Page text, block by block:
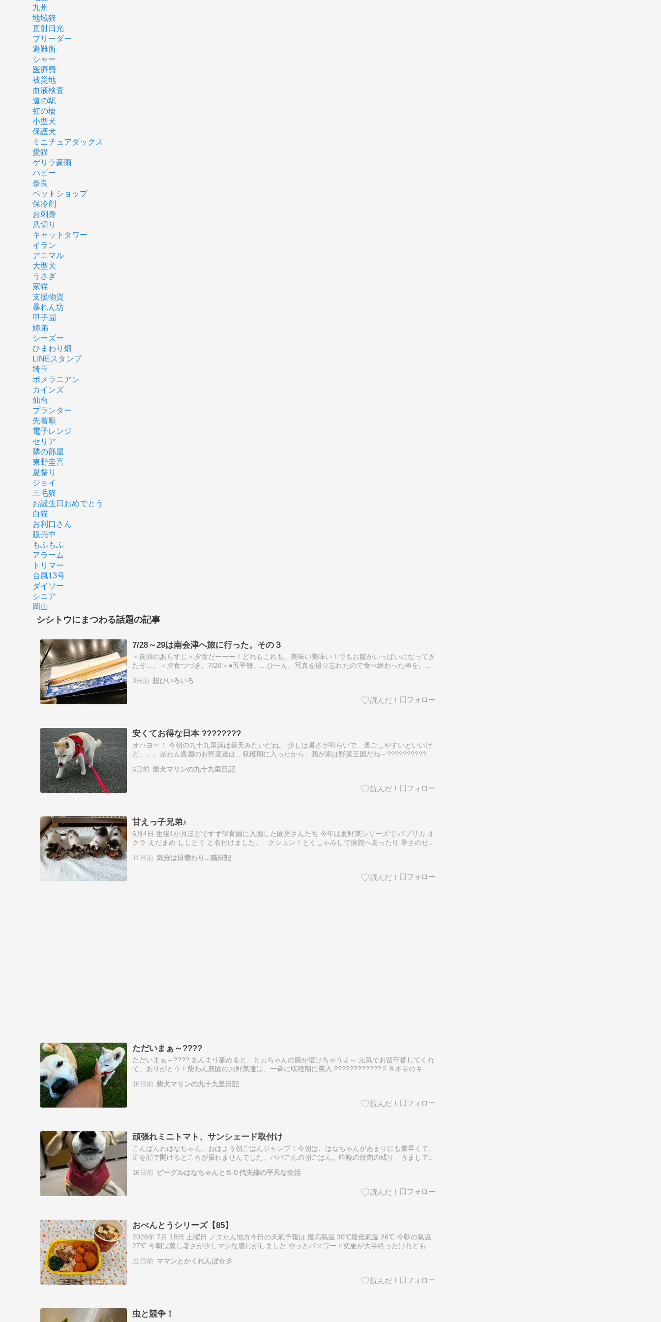
九州
地域猫
直射日光
ブリーダー
避難所
シャー
医療費
被災地
血液検査
道の駅
虹の橋
小型犬
保護犬
ミニチュアダックス
愛猫
ゲリラ豪雨
パピー
奈良
ペットショップ
保冷剤
お刺身
爪切り
キャットタワー
イラン
アニマル
大型犬
うさぎ
家猫
支援物資
暴れん坊
甲子園
姉弟
シーズー
ひまわり畑
LINEスタンプ
埼玉
ポメラニアン
カインズ
仙台
プランター
先着順
電子レンジ
セリア
隣の部屋
東野圭吾
夏祭り
ジョイ
三毛猫
お誕生日おめでとう
白猫
お利口さん
販売中
もふもふ
アラーム
トリマー
台風13号
ダイソー
シニア
岡山
シシトウにまつわる話題の記事
7/28～29は南会津へ旅に行った。その３
＜前回のあらすじ＞夕食だーーー！どれもこれも、美味い美味い！でもお腹がいっぱいになってき
たぞ…。＜夕食つづき。7/28＞●五平餅。…ひーん、写真を撮り忘れたので食べ終わった串を。ご
上げたもの。…
3日前 想ひいろいろ
安くてお得な日本 ????????
オハヨー！ 今朝の九十九里浜は曇天みたいだね。 少しは暑さが和らいで、過ごしやすいといいけ
ど。。。柴わん農園のお野菜達は、収穫期に入ったから、我が家は野菜王国だね～????????????
たら…
6日前 柴犬マリンの九十九里日記
甘えっ子兄弟♪
6月4日 生後1か月ほどですず保育園に入園した園児さんたち 今年は夏野菜シリーズで パプリカ オ
クラ えだまめ ししとう と名付けました。 クシュン！とくしゃみして病院へ走ったり 暑さのせい
11日前 気分は日替わり...猫日記
ただいまぁ～????
ただいまぁ～???? あんまり舐めると、とぉちゃんの腕が溶けちゃうよ～ 元気でお留守番してくれ
て、ありがとう！柴わん農園のお野菜達は、一斉に収穫期に突入 ????????????２８本目のキュ
菜…
16日前 柴犬マリンの九十九里日記
頑張れミニトマト、サンシェード取付け
こんばんわはなちゃん、おはよう朝ごはんジャンプ！今朝は、はなちゃんがあまりにも素早くて、
扉を顔で開けるところが撮れませんでした。パパごんの朝ごはん。昨晩の焼肉の残り、うましでし
くさん。頑張れ～…
16日前 ビーグルはなちゃんと５０代夫婦の平凡な生活
おべんとうシリーズ【85】
2026年 7月 18日 土曜日 ノエたん地方今日の天氣予報は 最高氣温 30℃最低氣温 26℃ 今朝の氣温
27℃ 今朝は蒸し暑さが少しマシな感じがしました やっとパスワード変更が大半終ったけれどもう
21日前 ママンとかくれんぼ☆彡
虫と競争！